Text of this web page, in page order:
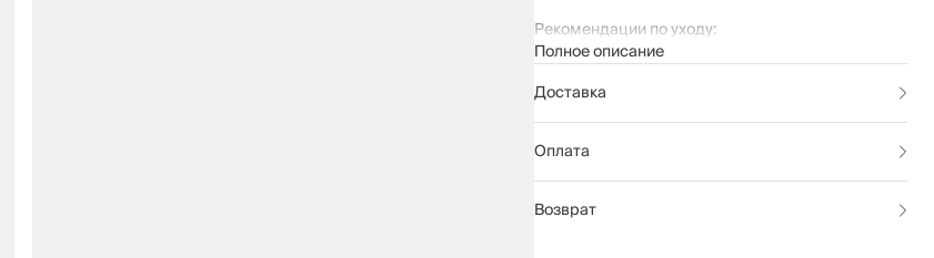
Рекомендации по уходу:
мыть вручную с применением мягких
не использовать для ухода абразивные
чистящие средства и жесткие губки
нельзя мыть в посудомоечной машине
Полное описание
Доставка
Оплата
Возврат